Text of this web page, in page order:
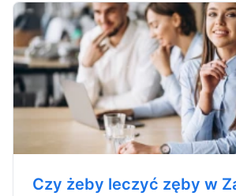
Czy żeby leczyć zęby w